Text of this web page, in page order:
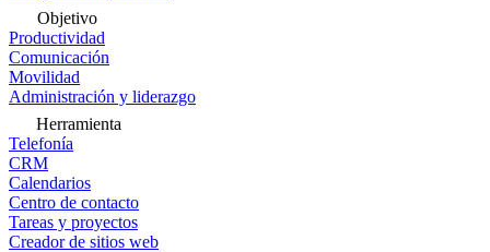
Objetivo
Productividad
Comunicación
Movilidad
Administración y liderazgo
Herramienta
Telefonía
CRM
Calendarios
Centro de contacto
Tareas y proyectos
Creador de sitios web